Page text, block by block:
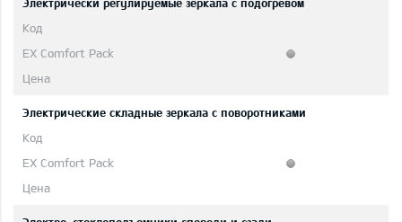
Электрически регулируемые зеркала с подогревом
Электрические складные зеркала с поворотниками